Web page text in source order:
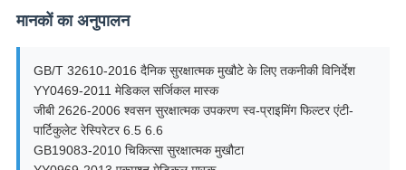
मानकों का अनुपालन
GB/T 32610-2016 दैनिक सुरक्षात्मक मुखौटे के लिए तकनीकी विनिर्देश
YY0469-2011 मेडिकल सर्जिकल मास्क
जीबी 2626-2006 श्वसन सुरक्षात्मक उपकरण स्व-प्राइमिंग फिल्टर एंटी-
पार्टिकुलेट रेस्पिरेटर 6.5 6.6
GB19083-2010 चिकित्सा सुरक्षात्मक मुखौटा